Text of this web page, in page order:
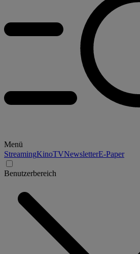
Menü
StreamingKinoTVNewsletterE-Paper
Benutzerbereich